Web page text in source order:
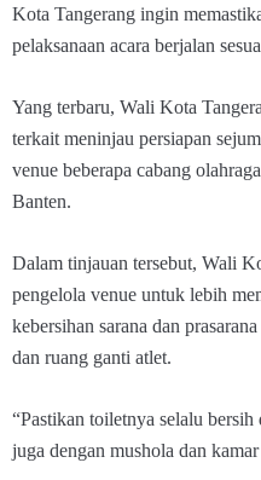
Kota Tangerang ingin
pelaksanaan acara berjalan
Yang terbaru, Wali Kota
terkait meninjau persiapan
venue beberapa cabang
Banten.
Dalam tinjauan tersebut, Wali
pengelola venue untuk lebih
kebersihan sarana dan
dan ruang ganti atlet.
“Pastikan toiletnya selalu
juga dengan mushola dan